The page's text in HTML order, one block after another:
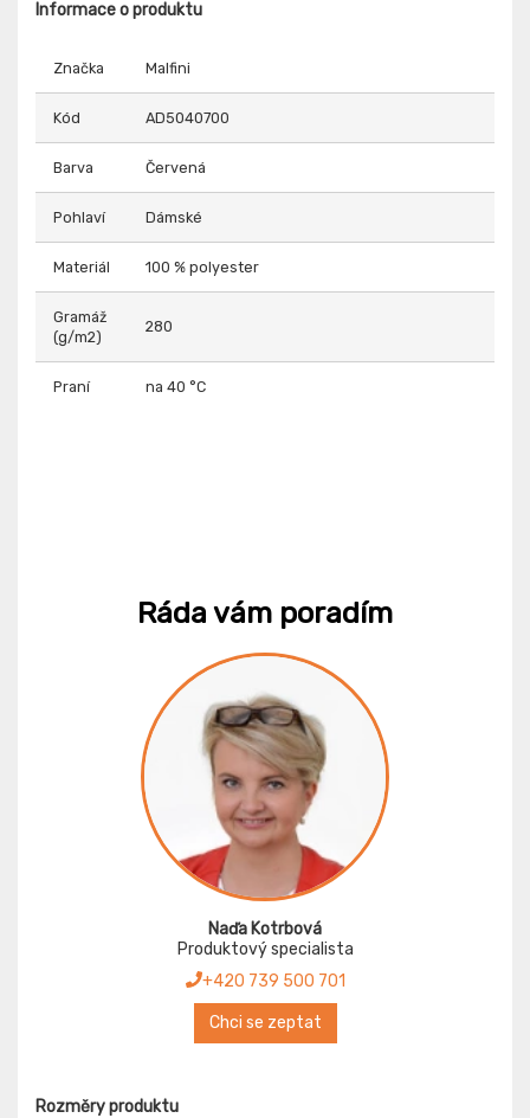
Informace o produktu
Značka Malfini
Kód AD5040700
Barva Červená
Pohlaví Dámské
Materiál 100 % polyester
Gramáž
(g/m2)
280
Praní na 40 °C
Ráda vám poradím
Naďa Kotrbová
Produktový specialista
+420 739 500 701
Chci se zeptat
Rozměry produktu